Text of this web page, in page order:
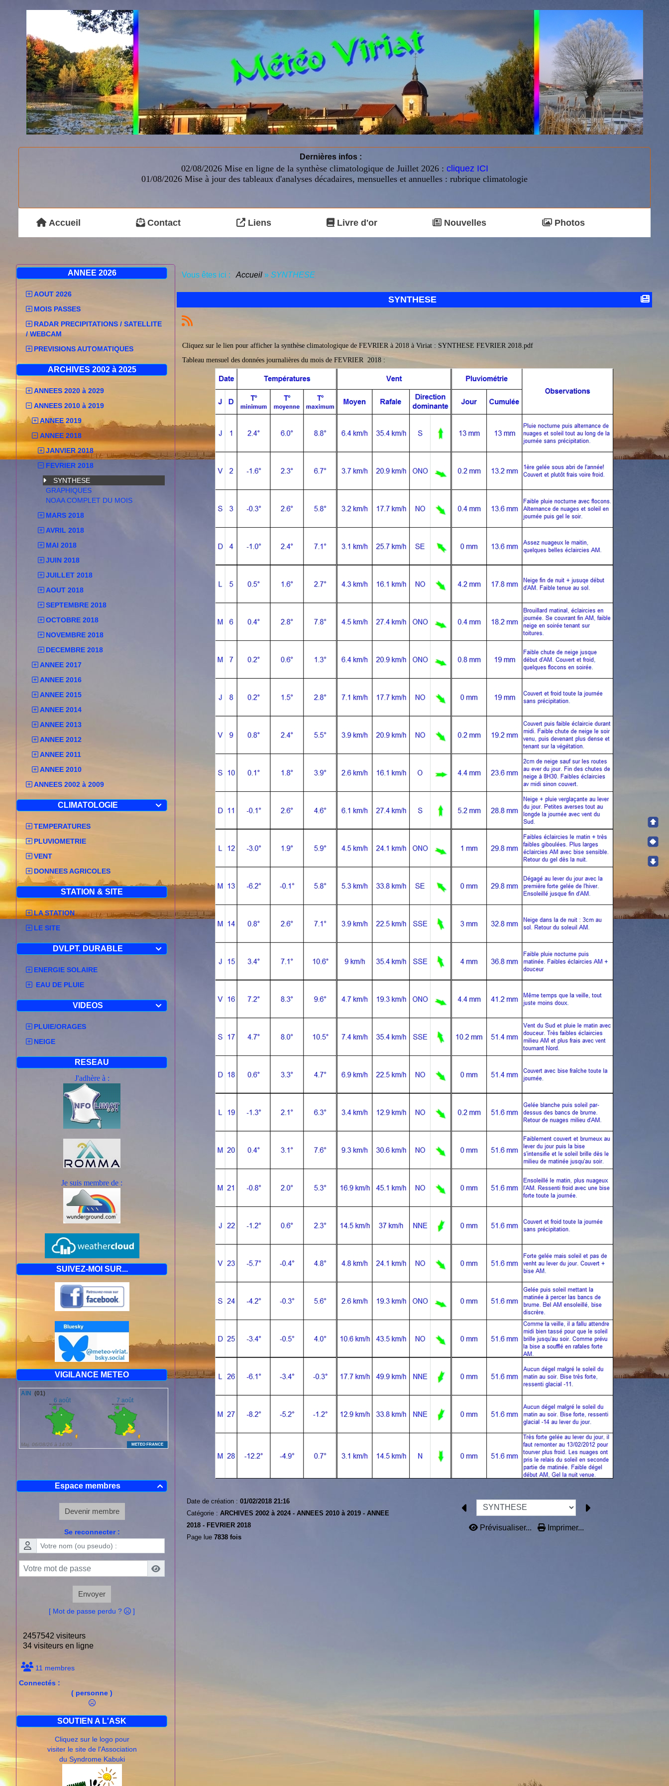
Dernières infos :
02/08/2026 Mise en ligne de la synthèse climatologique de Juillet 2026 : cliquez ICI
01/08/2026 Mise à jour des tableaux d'analyses décadaires, mensuelles et annuelles : rubrique climatologie
Accueil Contact Liens Livre d'or Nouvelles Photos
ANNEE 2026
AOUT 2026
MOIS PASSES
RADAR PRECIPITATIONS / SATELLITE
/ WEBCAM
PREVISIONS AUTOMATIQUES
ARCHIVES 2002 à 2025
ANNEES 2020 à 2029
ANNEES 2010 à 2019
ANNEE 2019
ANNEE 2018
JANVIER 2018
FEVRIER 2018
SYNTHESE
GRAPHIQUES
NOAA COMPLET DU MOIS
MARS 2018
AVRIL 2018
MAI 2018
JUIN 2018
JUILLET 2018
AOUT 2018
SEPTEMBRE 2018
OCTOBRE 2018
NOVEMBRE 2018
DECEMBRE 2018
ANNEE 2017
ANNEE 2016
ANNEE 2015
ANNEE 2014
ANNEE 2013
ANNEE 2012
ANNEE 2011
ANNEE 2010
ANNEES 2002 à 2009

CLIMATOLOGIE
TEMPERATURES
PLUVIOMETRIE
VENT
DONNEES AGRICOLES
STATION & SITE
LA STATION
LE SITE

DVLPT. DURABLE
ENERGIE SOLAIRE
EAU DE PLUIE

VIDEOS
PLUIE/ORAGES
NEIGE
RESEAU
J'adhère à :
Je suis membre de :
SUIVEZ-MOI SUR...
VIGILANCE METEO

Espace membres
Devenir membre
Se reconnecter :
Envoyer
[ Mot de passe perdu ? ]
2457542 visiteurs
34 visiteurs en ligne
11 membres
Connectés :
( personne )
SOUTIEN A L'ASK
Cliquez sur le logo pour
visiter le site de l'Association
du Syndrome Kabuki
Vous êtes ici : Accueil » SYNTHESE
SYNTHESE
Cliquez sur le lien pour afficher la synthèse climatologique de FEVRIER à 2018 à Viriat : SYNTHESE FEVRIER 2018.pdf
Tableau mensuel des données journalières du mois de FEVRIER 2018 :
Date de création : 01/02/2018 21:16
Catégorie : ARCHIVES 2002 à 2024 - ANNEES 2010 à 2019 - ANNEE
2018 - FEVRIER 2018
Page lue 7838 fois
Prévisualiser... Imprimer...